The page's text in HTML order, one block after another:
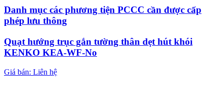
Quạt hướng trục gắn tường thân dẹt hút khói
KENKO KEA-WF-No
Giá bán: Liên hệ
Danh mục các phương tiện PCCC cần được cấp
phép lưu thông